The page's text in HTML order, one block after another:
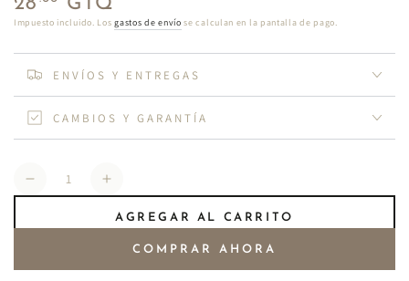
regular
28 GTQ
Impuesto incluido. Losgastos de envío se calculan en la pantalla de pago.
ENVÍOS Y ENTREGAS
CAMBIOS Y GARANTÍA
Cantidad
Reducir
para
Aumentar
para
Espuma
AGREGAR AL CARRITO
COMPRAR AHORA